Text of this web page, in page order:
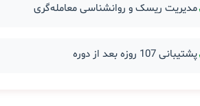
مدیریت ریسک و روانشناسی معامله‌گری
پشتیبانی 107 روزه بعد از دوره